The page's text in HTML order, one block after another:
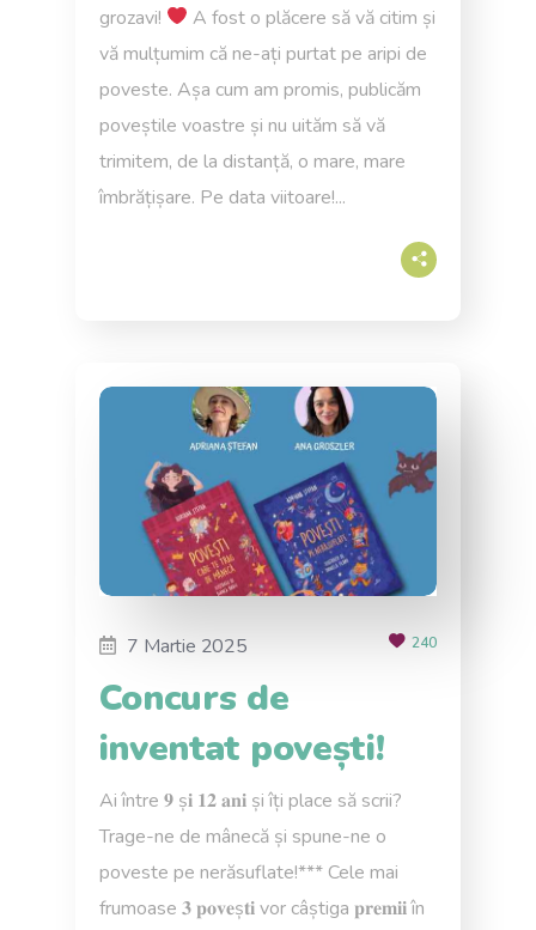
grozavi!
A fost o plăcere să vă citim și
vă mulțumim că ne-ați purtat pe aripi de
poveste. Așa cum am promis, publicăm
poveștile voastre și nu uităm să vă
trimitem, de la distanță, o mare, mare
îmbrățișare. Pe data viitoare!...
7 Martie 2025 240
Concurs de
inventat povești!
Ai între 𝟗 ș𝐢 𝟏𝟐 𝐚𝐧𝐢 și îți place să scrii?
Trage-ne de mânecă și spune-ne o
poveste pe nerăsuflate!*** Cele mai
frumoase 𝟑 𝐩𝐨𝐯𝐞ș𝐭𝐢 vor câștiga 𝐩𝐫𝐞𝐦𝐢𝐢 în